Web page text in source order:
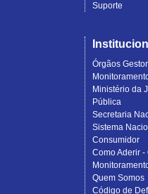
Suporte
Órgãos
Ministério da
Pública
Secretaria
Sistema
Consumidor
Como Aderir -
Quem Somos
Código de